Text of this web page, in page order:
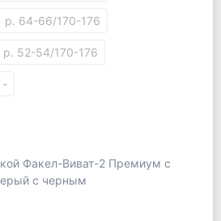
р. 64-66/170-176
р. 52-54/170-176
-
Факел-Виват-2 Премиум с
с черным